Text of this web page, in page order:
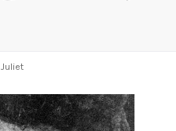
Juliet